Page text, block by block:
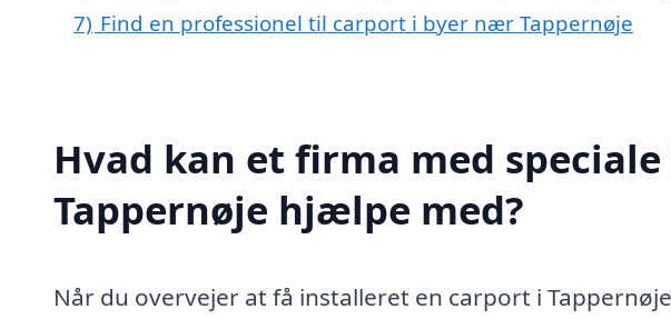
7) Find en professionel til carport i byer nær Tappernøje
Hvad kan et firma med
Tappernøje hjælpe med?
Når du overvejer at få installeret en carport i